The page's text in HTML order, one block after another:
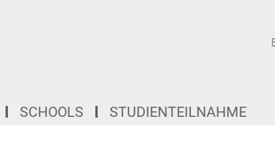
SCHOOLS STUDIENTEILNAHME